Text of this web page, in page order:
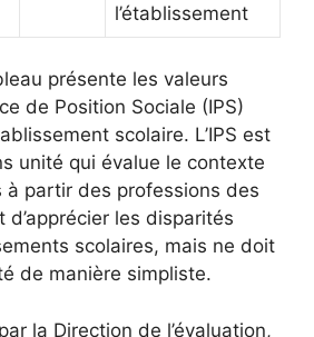
l’établissement
présente les valeurs
de Position Sociale (IPS)
scolaire. L’IPS est
unité qui évalue le contexte
à partir des professions des
d’apprécier les disparités
scolaires, mais ne doit
de manière simpliste.
la Direction de l’évaluation,